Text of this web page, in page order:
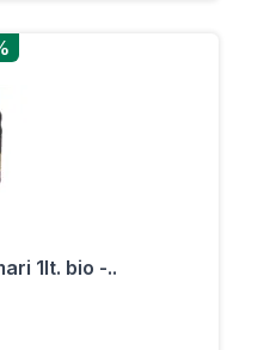
1lt. bio -..